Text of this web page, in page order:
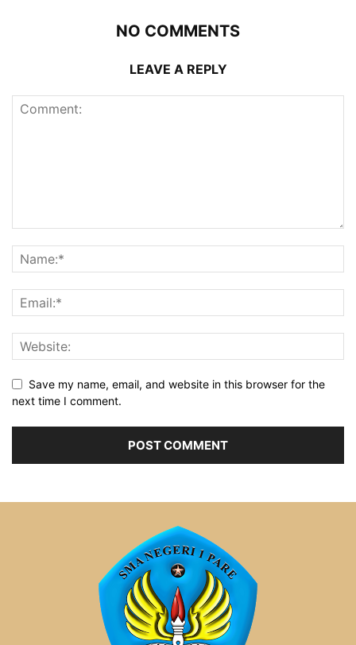
NO COMMENTS
LEAVE A REPLY
Save my name, email, and website in this browser for the
next time I comment.